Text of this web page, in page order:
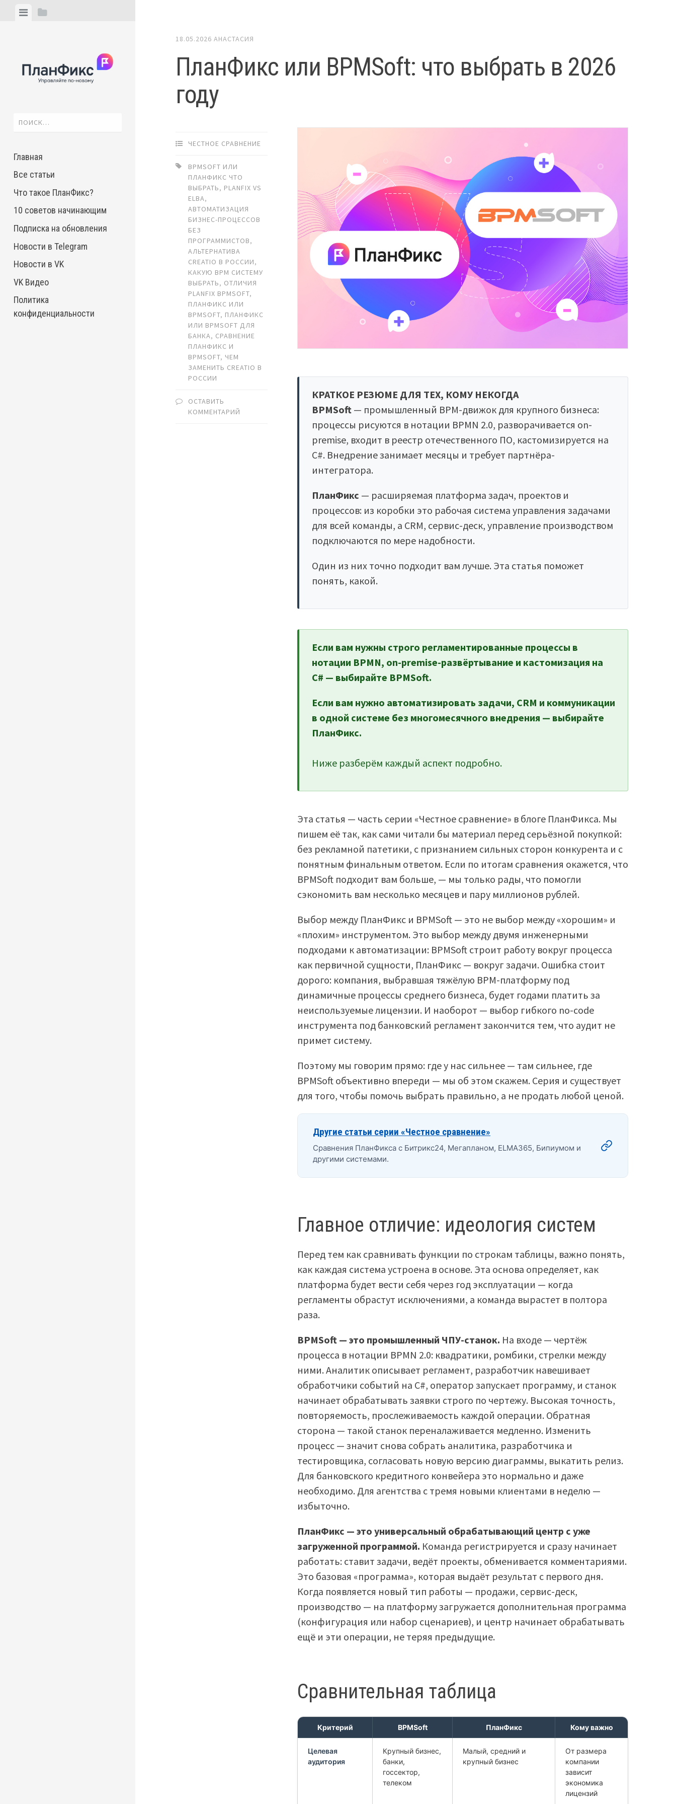
ViewView
Найти:
Главная
Все статьи
Что такое ПланФикс?
10 советов начинающим
Подписка на обновления
Новости в Telegram
Новости в VK
VK Видео
Политика
конфиденциальности
18.05.2026 АНАСТАСИЯ
ПланФикс или BPMSoft: что выбрать в 2026
году
ЧЕСТНОЕ СРАВНЕНИЕ
BPMSOFT ИЛИ
ПЛАНФИКС ЧТО
ВЫБРАТЬ, PLANFIX VS
ELBA,
АВТОМАТИЗАЦИЯ
БИЗНЕС-ПРОЦЕССОВ
БЕЗ
ПРОГРАММИСТОВ,
АЛЬТЕРНАТИВА
CREATIO В РОССИИ,
КАКУЮ BPM СИСТЕМУ
ВЫБРАТЬ, ОТЛИЧИЯ
PLANFIX BPMSOFT,
ПЛАНФИКС ИЛИ
BPMSOFT, ПЛАНФИКС
ИЛИ BPMSOFT ДЛЯ
БАНКА, СРАВНЕНИЕ
ПЛАНФИКС И
BPMSOFT, ЧЕМ
ЗАМЕНИТЬ CREATIO В
РОССИИ
ОСТАВИТЬ
КОММЕНТАРИЙ
КРАТКОЕ РЕЗЮМЕ ДЛЯ ТЕХ, КОМУ НЕКОГДА
BPMSoft — промышленный BPM-движок для крупного бизнеса:
процессы рисуются в нотации BPMN 2.0, разворачивается on-
premise, входит в реестр отечественного ПО, кастомизируется на
C#. Внедрение занимает месяцы и требует партнёра-
интегратора.
ПланФикс — расширяемая платформа задач, проектов и
процессов: из коробки это рабочая система управления задачами
для всей команды, а CRM, сервис-деск, управление производством
подключаются по мере надобности.
Один из них точно подходит вам лучше. Эта статья поможет
понять, какой.
Если вам нужны строго регламентированные процессы в
нотации BPMN, on-premise-развёртывание и кастомизация на
C# — выбирайте BPMSoft.
Если вам нужно автоматизировать задачи, CRM и коммуникации
в одной системе без многомесячного внедрения — выбирайте
ПланФикс.
Ниже разберём каждый аспект подробно.
Эта статья — часть серии «Честное сравнение» в блоге ПланФикса. Мы
пишем её так, как сами читали бы материал перед серьёзной покупкой:
без рекламной патетики, с признанием сильных сторон конкурента и с
понятным финальным ответом. Если по итогам сравнения окажется, что
BPMSoft подходит вам больше, — мы только рады, что помогли
сэкономить вам несколько месяцев и пару миллионов рублей.
Выбор между ПланФикс и BPMSoft — это не выбор между «хорошим» и
«плохим» инструментом. Это выбор между двумя инженерными
подходами к автоматизации: BPMSoft строит работу вокруг процесса
как первичной сущности, ПланФикс — вокруг задачи. Ошибка стоит
дорого: компания, выбравшая тяжёлую BPM-платформу под
динамичные процессы среднего бизнеса, будет годами платить за
неиспользуемые лицензии. И наоборот — выбор гибкого no-code
инструмента под банковский регламент закончится тем, что аудит не
примет систему.
Поэтому мы говорим прямо: где у нас сильнее — там сильнее, где
BPMSoft объективно впереди — мы об этом скажем. Серия и существует
для того, чтобы помочь выбрать правильно, а не продать любой ценой.
Другие статьи серии «Честное сравнение»
Сравнения ПланФикса с Битрикс24, Мегапланом, ELMA365, Бипиумом и
другими системами.
Главное отличие: идеология систем
Перед тем как сравнивать функции по строкам таблицы, важно понять,
как каждая система устроена в основе. Эта основа определяет, как
платформа будет вести себя через год эксплуатации — когда
регламенты обрастут исключениями, а команда вырастет в полтора
раза.
BPMSoft — это промышленный ЧПУ-станок. На входе — чертёж
процесса в нотации BPMN 2.0: квадратики, ромбики, стрелки между
ними. Аналитик описывает регламент, разработчик навешивает
обработчики событий на C#, оператор запускает программу, и станок
начинает обрабатывать заявки строго по чертежу. Высокая точность,
повторяемость, прослеживаемость каждой операции. Обратная
сторона — такой станок переналаживается медленно. Изменить
процесс — значит снова собрать аналитика, разработчика и
тестировщика, согласовать новую версию диаграммы, выкатить релиз.
Для банковского кредитного конвейера это нормально и даже
необходимо. Для агентства с тремя новыми клиентами в неделю —
избыточно.
ПланФикс — это универсальный обрабатывающий центр с уже
загруженной программой. Команда регистрируется и сразу начинает
работать: ставит задачи, ведёт проекты, обменивается комментариями.
Это базовая «программа», которая выдаёт результат с первого дня.
Когда появляется новый тип работы — продажи, сервис-деск,
производство — на платформу загружается дополнительная программа
(конфигурация или набор сценариев), и центр начинает обрабатывать
ещё и эти операции, не теряя предыдущие.
Сравнительная таблица
Критерий BPMSoft ПланФикс Кому важно
Целевая
аудитория
Крупный бизнес,
банки,
госсектор,
телеком
Малый, средний и
крупный бизнес
От размера
компании
зависит
экономика
лицензий